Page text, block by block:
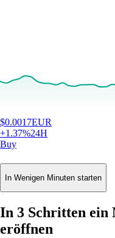
$0.0017EUR
+1.37%24H
Buy
In Wenigen Minuten starten
In 3 Schritten
eröffnen